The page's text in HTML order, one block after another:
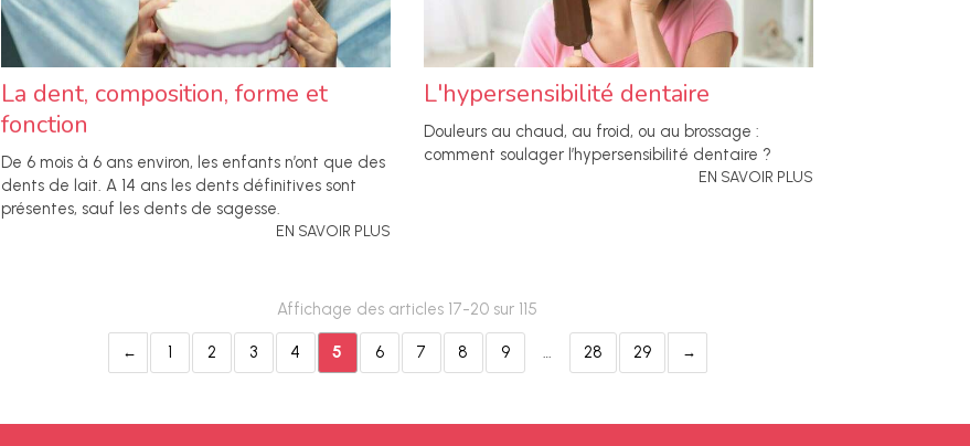
La dent, composition, forme et
fonction
De 6 mois à 6 ans environ, les enfants n’ont que des
dents de lait. A 14 ans les dents définitives sont
présentes, sauf les dents de sagesse.
EN SAVOIR PLUS
L'hypersensibilité dentaire
Douleurs au chaud, au froid, ou au brossage :
comment soulager l’hypersensibilité dentaire ?
EN SAVOIR PLUS
Affichage des articles 17-20 sur 115
1 2 3 4 5 6 7 8 9 … 28 29